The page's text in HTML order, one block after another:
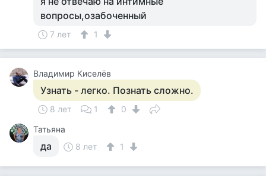
вопросы,озабоченный
7 лет 1
Владимир Киселёв
Узнать - легко. Познать сложно.
8 лет 1
0
Татьяна
да 8 лет 1